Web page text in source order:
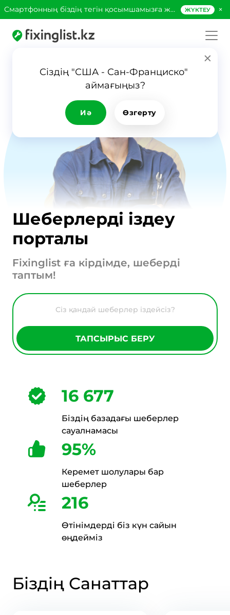
Смартфонның біздің тегін қосымшамызға жүктеңіз! ЖҮКТЕУ ×
Сіздің "США - Сан-Франциско"
аймағыңыз?
Иә Өзгерту
Шеберлерді іздеу
порталы
Fixinglist ға кірдімде, шеберді
таптым!
ТАПСЫРЫС БЕРУ
16 677
Біздің базадағы шеберлер
сауалнамасы
95%
Керемет шолулары бар
шеберлер
216
Өтінімдерді біз күн сайын
өңдейміз
Біздің Санаттар